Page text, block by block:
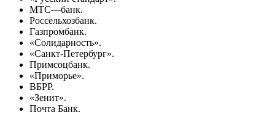
МТС—банк.
Россельхозбанк.
Газпромбанк.
«Солидарность».
«Санкт-Петербург».
Примсоцбанк.
«Приморье».
ВБРР.
«Зенит».
Почта Банк.